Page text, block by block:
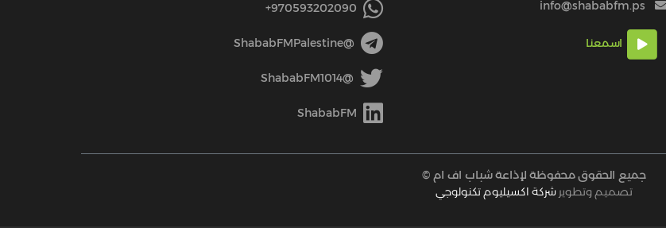
info@shababfm.ps
اسمعنا
970593202090+
@ShababFMPalestine
@ShababFM1014
ShababFM
جميع الحقوق محفوظة لإذاعة شباب اف ام ©
تصميم وتطوير شركة اكسيليوم تكنولوجي